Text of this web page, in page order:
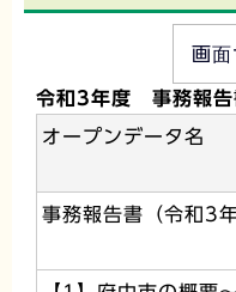
画面
令和3年度 事務報告
オープンデータ名
事務報告書（令和3年